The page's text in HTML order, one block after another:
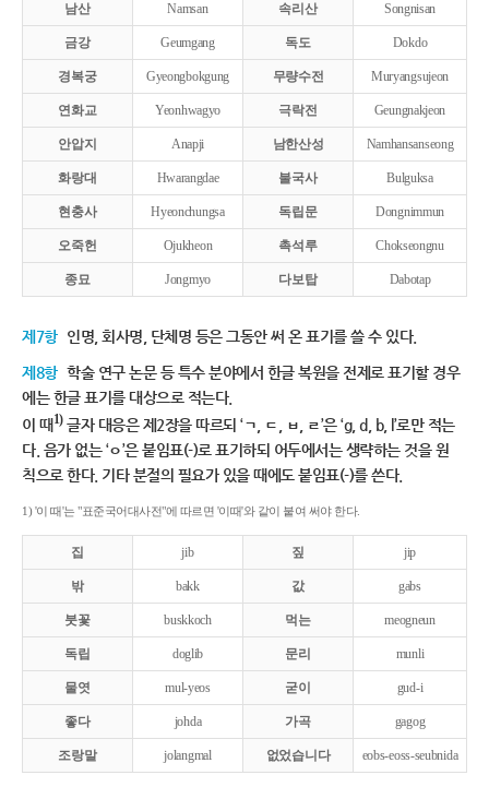
남산 Namsan 속리산 Songnisan
금강 Geumgang 독도 Dokdo
경복궁 Gyeongbokgung 무량수전 Muryangsujeon
연화교 Yeonhwagyo 극락전 Geungnakjeon
안압지 Anapji 남한산성 Namhansanseong
화랑대 Hwarangdae 불국사 Bulguksa
현충사 Hyeonchungsa 독립문 Dongnimmun
오죽헌 Ojukheon 촉석루 Chokseongnu
종묘 Jongmyo 다보탑 Dabotap
제7항 인명, 회사명, 단체명 등은 그동안 써 온 표기를 쓸 수 있다.
제8항 학술 연구 논문 등 특수 분야에서 한글 복원을 전제로 표기할 경우
에는 한글 표기를 대상으로 적는다.
이 때1)글자 대응은 제2장을 따르되 ‘ㄱ, ㄷ, ㅂ, ㄹ’은 ‘g, d, b, l’로만 적는
다. 음가 없는 ‘ㅇ’은 붙임표(-)로 표기하되 어두에서는 생략하는 것을 원
칙으로 한다. 기타 분절의 필요가 있을 때에도 붙임표(-)를 쓴다.
1) '이 때'는 "표준국어대사전"에 따르면 '이때'와 같이 붙여 써야 한다.
집 jib 짚 jip
밖 bakk 값 gabs
붓꽃 buskkoch 먹는 meogneun
독립 doglib 문리 munli
물엿 mul-yeos 굳이 gud-i
좋다 johda 가곡 gagog
조랑말 jolangmal 없었습니다 eobs-eoss-seubnida